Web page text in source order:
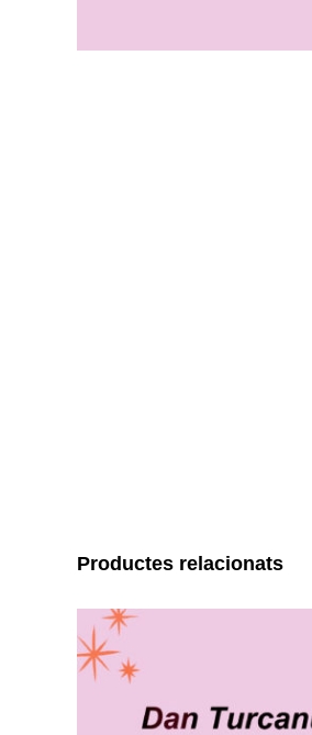
Productes relacionats